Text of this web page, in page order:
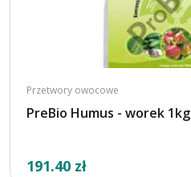
Przetwory owocowe
PreBio Humus - worek 1kg
191.40 zł